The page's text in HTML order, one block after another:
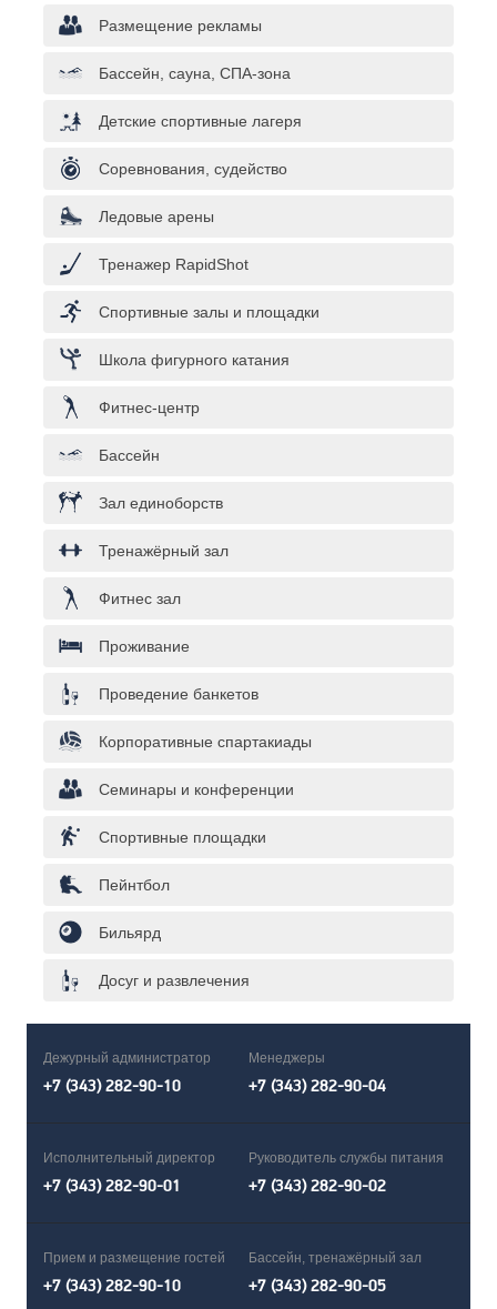
Размещение рекламы
Бассейн, сауна, СПА-зона
Детские спортивные лагеря
Соревнования, судейство
Ледовые арены
Тренажер RapidShot
Спортивные залы и площадки
Школа фигурного катания
Фитнес-центр
Бассейн
Зал единоборств
Тренажёрный зал
Фитнес зал
Проживание
Проведение банкетов
Корпоративные спартакиады
Семинары и конференции
Спортивные площадки
Пейнтбол
Бильярд
Досуг и развлечения
Дежурный администратор
+7 (343) 282-90-10
Менеджеры
+7 (343) 282-90-04
Исполнительный директор
+7 (343) 282-90-01
Руководитель службы питания
+7 (343) 282-90-02
Прием и размещение гостей
+7 (343) 282-90-10
Бассейн, тренажёрный зал
+7 (343) 282-90-05